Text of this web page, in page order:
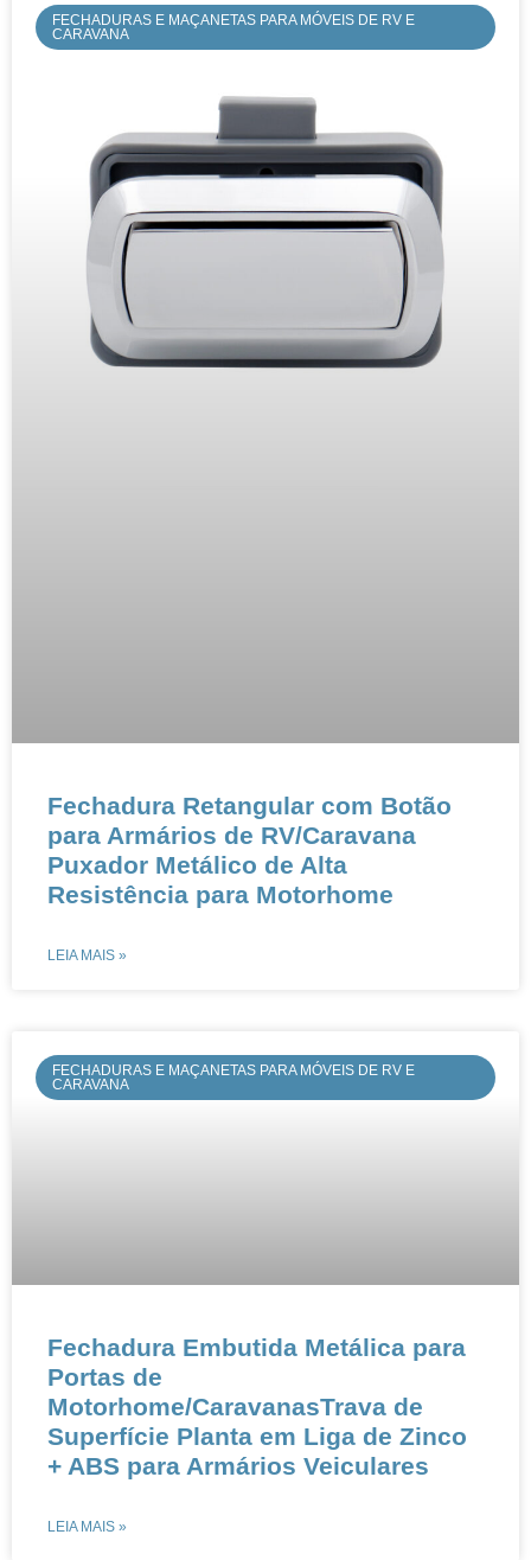
FECHADURAS E MAÇANETAS PARA MÓVEIS DE RV E
CARAVANA
Fechadura Retangular com Botão
para Armários de RV/Caravana​​​​
Puxador Metálico de Alta
Resistência para Motorhome​
LEIA MAIS »
FECHADURAS E MAÇANETAS PARA MÓVEIS DE RV E
CARAVANA
Fechadura Embutida Metálica para
Portas de
Motorhome/CaravanasTrava de
Superfície Planta em Liga de Zinco
+ ABS para Armários Veiculares
LEIA MAIS »